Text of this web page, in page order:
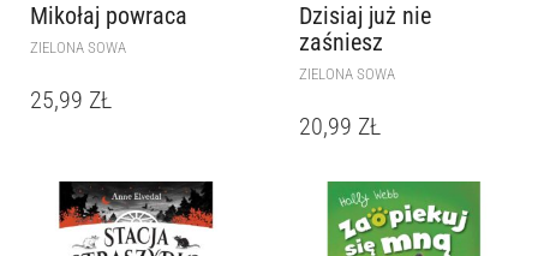
Mikołaj powraca
ZIELONA SOWA
25,99 ZŁ
Dzisiaj już nie
zaśniesz
ZIELONA SOWA
20,99 ZŁ